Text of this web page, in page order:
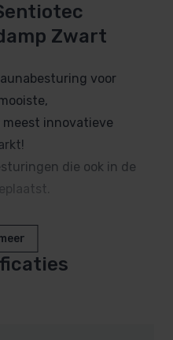
Zwart
voor
innovatieve
die ook in de
als buiten de